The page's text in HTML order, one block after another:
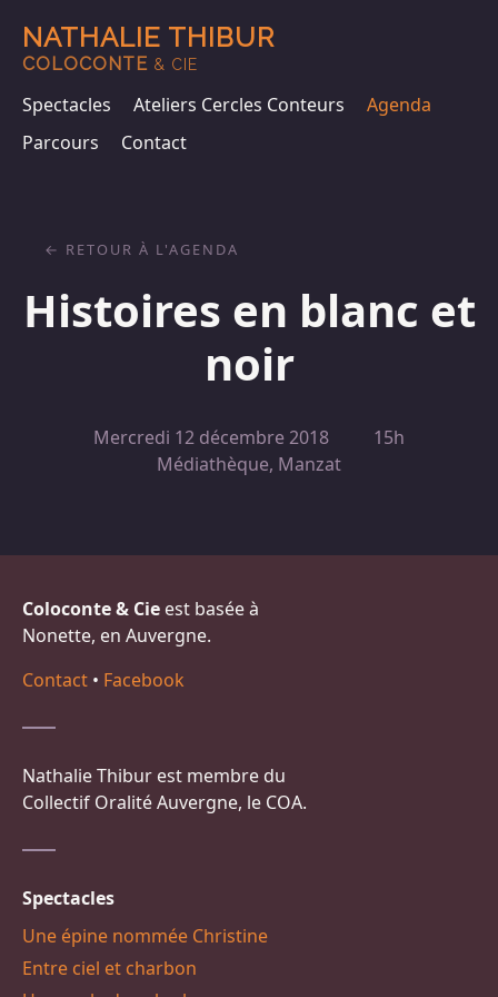
NATHALIE THIBUR
COLOCONTE & CIE
Spectacles Ateliers Cercles Conteurs
Agenda
Parcours
Contact
Histoires en blanc et
noir
Mercredi 12 décembre 2018
15h
Médiathèque, Manzat
RETOUR À L'AGENDA
Coloconte & Cie est basée à
Nonette, en Auvergne.
Contact • Facebook
Nathalie Thibur est membre du
Collectif Oralité Auvergne, le COA.
Spectacles
Une épine nommée Christine
Entre ciel et charbon